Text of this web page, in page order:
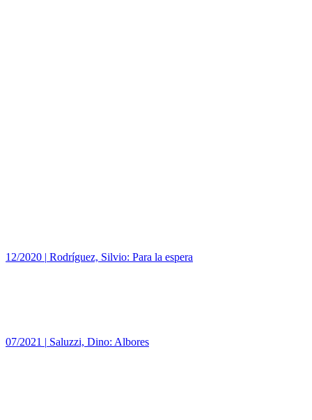
12/2020 | Rodríguez, Silvio: Para la espera
07/2021 | Saluzzi, Dino: Albores